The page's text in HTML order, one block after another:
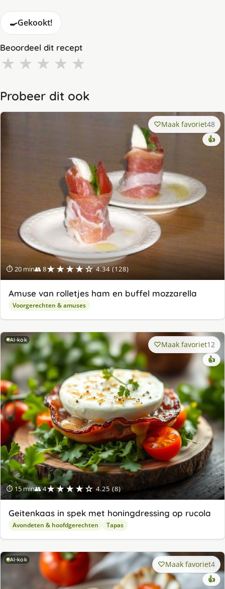
🍳Gekookt!
Beoordeel dit recept
★ ★ ★ ★ ★
Probeer dit ook
⏱ 20 min👥 8★★★★☆ 4.34 (128)
Maak favoriet48
👍
Amuse van rolletjes ham en buffel mozzarella
Voorgerechten & amuses
AI-kok
⏱ 15 min👥 4★★★★☆ 4.25 (8)
Maak favoriet12
👍
Geitenkaas in spek met honingdressing op rucola
Avondeten & hoofdgerechten Tapas
AI-kok Maak favoriet4
👍